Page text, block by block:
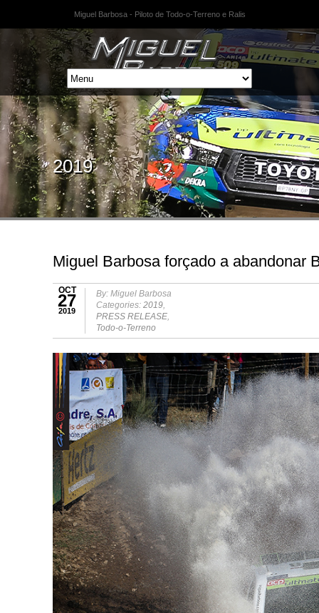
Miguel Barbosa - Piloto de Todo-o-Terreno e Ralis
2019
Miguel Barbosa forçado a abandonar
OCT
27
2019
By: Miguel Barbosa
Categories: 2019,
PRESS RELEASE,
Todo-o-Terreno